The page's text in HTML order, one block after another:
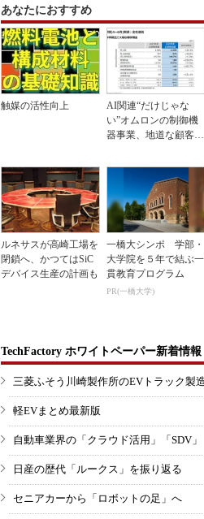
あなたにおすすめ
触媒の活性向上
AI関連“だけじゃな
い”オムロンの制御機
器事業、地道な顧客基
ルネサスが高崎工場を
閉鎖へ、かつてはSiC
デバイス生産の計画も
一橋大シンポ 学部・
大学院を５年で結ぶ一
貫教育プログラム
PR(一橋大学)
TechFactory ホワイトペーパー新着情報
三菱ふそう川崎製作所のEVトラック製
軽EVまとめ最新版
自動車業界の「クラウド活用」「SDV
日産の歴代「ルークス」を振り返る
セニアカーから「ロボットの足」へ